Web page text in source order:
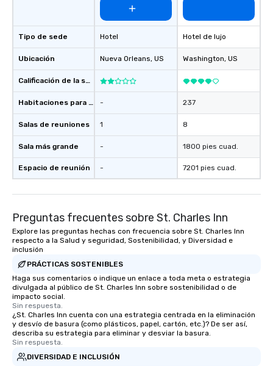
Tipo de sede
Ubicación
Calificación de la sede
Habitaciones para huéspedes
Salas de reuniones
Sala más grande
Espacio de reunión
Hotel
Nueva Orleans, US
-
1
-
-
Hotel de lujo
Washington, US
237
8
1800 pies cuad.
7201 pies cuad.
Preguntas frecuentes sobre St. Charles Inn
Explore las preguntas hechas con frecuencia sobre St. Charles Inn
respecto a la Salud y seguridad, Sostenibilidad, y Diversidad e
inclusión
PRÁCTICAS SOSTENIBLES
Haga sus comentarios o indique un enlace a toda meta o estrategia
divulgada al público de St. Charles Inn sobre sostenibilidad o de
impacto social.
Sin respuesta.
¿St. Charles Inn cuenta con una estrategia centrada en la eliminación
y desvío de basura (como plásticos, papel, cartón, etc.)? De ser así,
describa su estrategia para eliminar y desviar la basura.
Sin respuesta.
DIVERSIDAD E INCLUSIÓN